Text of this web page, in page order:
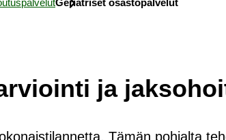
Ge­riat­ri­set osas­to­pal­ve­lut
ja
Tämän pohjalta